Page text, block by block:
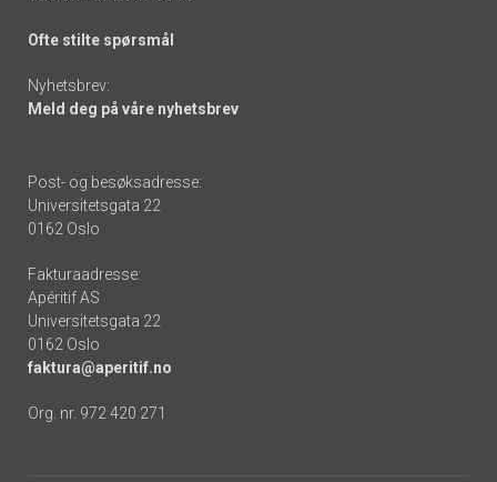
Ofte stilte spørsmål
Nyhetsbrev:
Meld deg på våre nyhetsbrev
Post- og besøksadresse:
Universitetsgata 22
0162 Oslo
Fakturaadresse:
Apéritif AS
Universitetsgata 22
0162 Oslo
faktura@aperitif.no
Org. nr. 972 420 271